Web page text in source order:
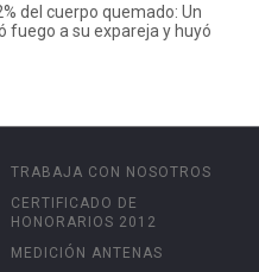
del cuerpo quemado: Un
fuego a su expareja y huyó
TRABAJA CON NOSOTROS
CERTIFICADO DE
HONORARIOS 2012
MEDICIÓN ANTENAS